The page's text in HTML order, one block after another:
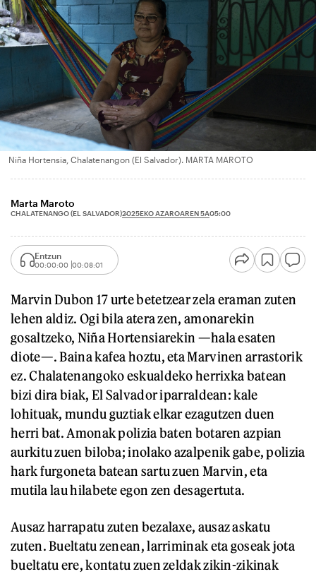
Niña Hortensia, Chalatenangon (El Salvador). MARTA MAROTO
Marta Maroto
CHALATENANGO (EL SALVADOR)2025EKO AZAROAREN 5A05:00
Entzun
00:00:00 00:08:01
Marvin Dubon 17 urte betetzear zela eraman zuten
lehen aldiz. Ogi bila atera zen, amonarekin
gosaltzeko, Niña Hortensiarekin —hala esaten
diote—. Baina kafea hoztu, eta Marvinen arrastorik
ez. Chalatenangoko eskualdeko herrixka batean
bizi dira biak, El Salvador iparraldean: kale
lohituak, mundu guztiak elkar ezagutzen duen
herri bat. Amonak polizia baten botaren azpian
aurkitu zuen biloba; inolako azalpenik gabe, polizia
hark furgoneta batean sartu zuen Marvin, eta
mutila lau hilabete egon zen desagertuta.
Ausaz harrapatu zuten bezalaxe, ausaz askatu
zuten. Bueltatu zenean, larriminak eta goseak jota
bueltatu ere, kontatu zuen zeldak zikin-zikinak